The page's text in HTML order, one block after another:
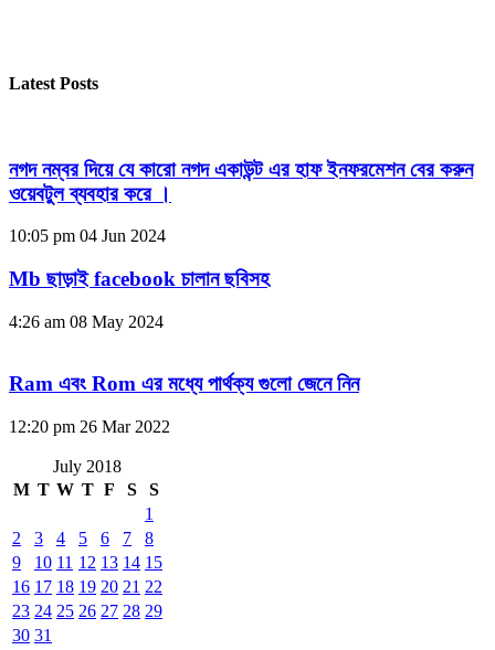
Latest Posts
নগদ নম্বর দিয়ে যে কারো নগদ একাউন্ট এর হাফ ইনফরমেশন বের করুন
ওয়েবটুল ব্যবহার করে ।
10:05 pm 04 Jun 2024
Mb ছাড়াই facebook চালান ছবিসহ
4:26 am 08 May 2024
Ram এবং Rom এর মধ্যে পার্থক্য গুলো জেনে নিন
12:20 pm 26 Mar 2022
July 2018
M T W T F S
S
1
2
3 4 5 6 7
8
9
10 11 12 13 14 15
16 17 18 19 20 21 22
23 24 25 26 27 28 29
30 31